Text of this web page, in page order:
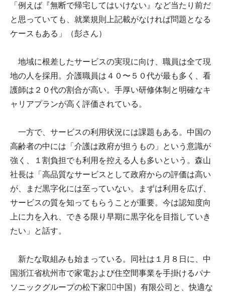
「例えば『無断で帰宅してはいけない』など当たり前だ
と思っていても、就業規則上記載がなければ問題となる
ケースもある」（彭さん）
地域に根差したサービスの実現に向け、職員は全て現
地の人を採用。介護職員は４０〜５０代が最も多く、看
護師は２０代の割合が高い。手厚い研修体制と明確なキ
ャリアプランが高く評価されている。
一方で、サービスの利用状況には課題もある。中国の
高齢者の中には「介護は政府が担うもの」という意識が
強く、１割負担でも利用を控える人も多いという。森山
社長は「高品質なサービスとして政府からの評価は高い
が、まだ黒字化には至っていない。まずは利用を広げ、
サービスの質を知ってもらうことが重要。今は認知度向
上に力を入れ、できる限り早期に黒字化を目指していき
たい」と話す。
新たな取組みも始まっている。同社は１月８日に、中
国浙江省杭州市で家電および住空間事業を手掛けるパナ
ソニックグループの松下家􀗈（中国）有限公司と、快適な